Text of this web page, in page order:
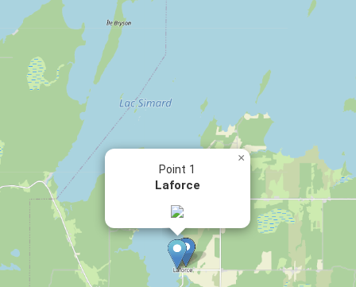
Point 1
Laforce
×